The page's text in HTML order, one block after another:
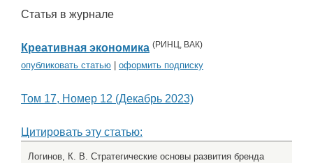
Статья в журнале
Креативная экономика (РИНЦ, ВАК)
опубликовать статью оформить подписку
Том 17, Номер 12 (Декабрь 2023)
Цитировать эту статью:
Логинов, К. В. Стратегические основы развития бренда